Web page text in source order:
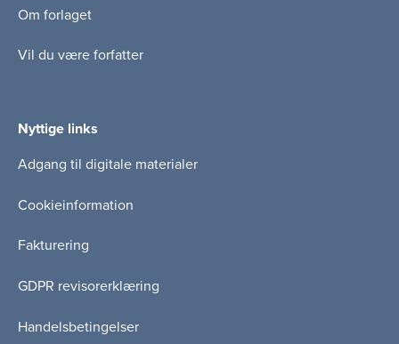
Om forlaget
Vil du være forfatter
Nyttige links
Adgang til digitale materialer
Cookieinformation
Fakturering
GDPR revisorerklæring
Handelsbetingelser